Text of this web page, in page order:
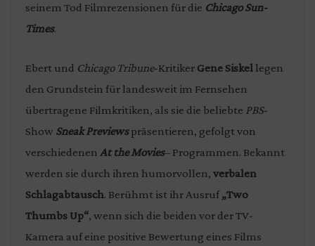
seinem Tod Filmrezensionen für die Chicago Sun-
Times.
Ebert und Chicago Tribune-Kritiker Gene Siskel legen
den Grundstein für landesweit im Fernsehen
übertragene Filmkritiken, als sie die beliebte PBS-
Show Sneak Previewspräsentieren, gefolgt von
verschiedenen At the Movies– Programmen. Bekannt
werden sie durch ihren humorvollen, verbalen
Schlagabtausch. Berühmt ist ihr Ausruf „Two
Thumbs Up“, wenn sich die beiden vor der TV-
Kamera auf eine positive Bewertung eines Films